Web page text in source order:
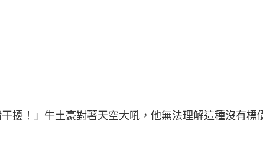
！」牛土豪對著天空大吼，他無法理解這種沒有標